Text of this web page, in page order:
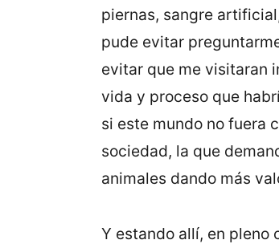
piernas, sangre
pude evitar
evitar que me visitaran
vida y proceso que
si este mundo no fuera
sociedad, la que
animales dando más
Y estando allí, en pleno